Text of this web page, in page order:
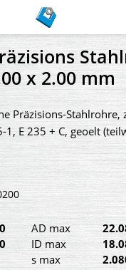
x 2.00 mm
Präzisions-Stahlrohre,
1, E 235 + C, geoelt
AD max
ID max
s max